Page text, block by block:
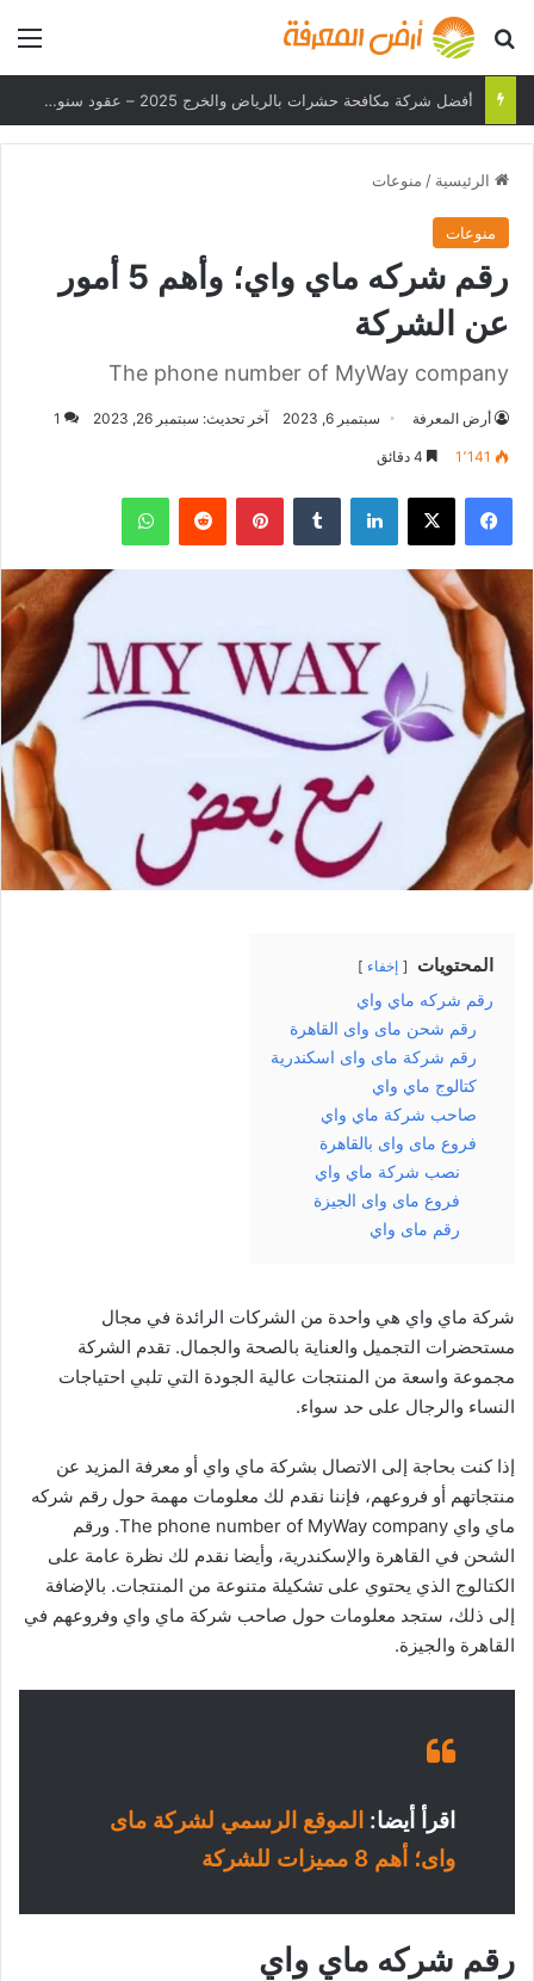
بحث عن
هل يمكن لهاتفك تحمل درجات الحرارة القصوى؟
الرئيسية / منوعات
منوعات
رقم شركه ماي واي؛ وأهم 5 أمور
عن الشركة
The phone number of MyWay company
أرض المعرفة سبتمبر 6, 2023 آخر تحديث: سبتمبر 26, 2023 1
1٬141
فيسبوك ‫X لينكدإن بينتيريست واتساب
المحتويات إخفاء
رقم شركه ماي واي
رقم شحن ماى واى القاهرة
رقم شركة ماى واى اسكندرية
كتالوج ماي واي
صاحب شركة ماي واي
فروع ماى واى بالقاهرة
نصب شركة ماي واي
فروع ماى واى الجيزة
رقم ماى واي
شركة ماي واي هي واحدة من الشركات الرائدة في مجال
مستحضرات التجميل والعناية بالصحة والجمال. تقدم الشركة
مجموعة واسعة من المنتجات عالية الجودة التي تلبي احتياجات
النساء والرجال على حد سواء.
إذا كنت بحاجة إلى الاتصال بشركة ماي واي أو معرفة المزيد عن
منتجاتهم أو فروعهم، فإننا نقدم لك معلومات مهمة حول رقم شركه
ماي واي The phone number of MyWay company. ورقم
الشحن في القاهرة والإسكندرية، وأيضا نقدم لك نظرة عامة على
الكتالوج الذي يحتوي على تشكيلة متنوعة من المنتجات. بالإضافة
إلى ذلك، ستجد معلومات حول صاحب شركة ماي واي وفروعهم في
القاهرة والجيزة.
اقرأ أيضا: الموقع الرسمي لشركة ماى
واى؛ أهم 8 مميزات للشركة
رقم شركه ماي واي